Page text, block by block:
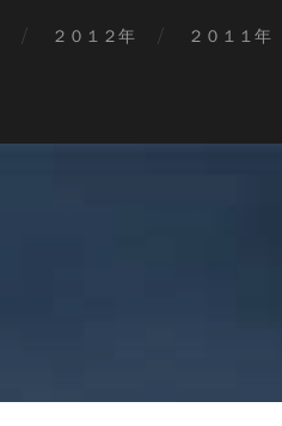
２０１２年 ２０１１年